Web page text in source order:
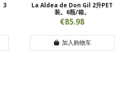
3
La Aldea de Don Gil 2升PET
装。6瓶/箱。
€85.98
加入购物车